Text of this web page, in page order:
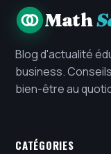
Math
Blog d'actualité
business.
bien-être au
CATÉGORIES